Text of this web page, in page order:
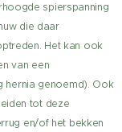
spierspanning
die daar
Het kan ook
van een
hernia genoemd). Ook
tot deze
en/of het bekken